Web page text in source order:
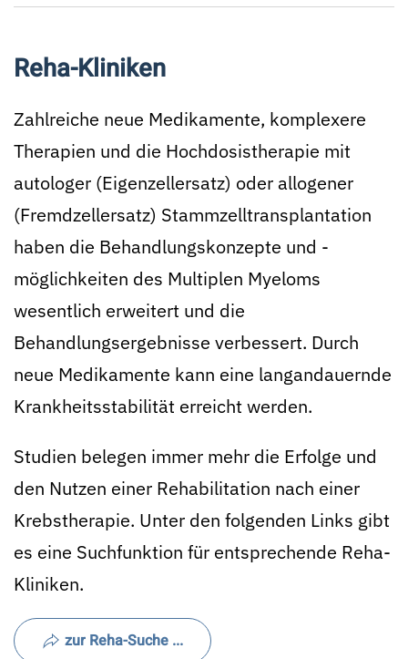
Reha-Kliniken
Zahlreiche neue Medikamente, komplexere
Therapien und die Hochdosistherapie mit
autologer (Eigenzellersatz) oder allogener
(Fremdzellersatz) Stammzelltransplantation
haben die Behandlungskonzepte und -
möglichkeiten des Multiplen Myeloms
wesentlich erweitert und die
Behandlungsergebnisse verbessert. Durch
neue Medikamente kann eine langandauernde
Krankheitsstabilität erreicht werden.
Studien belegen immer mehr die Erfolge und
den Nutzen einer Rehabilitation nach einer
Krebstherapie. Unter den folgenden Links gibt
es eine Suchfunktion für entsprechende Reha-
Kliniken.
zur Reha-Suche ...